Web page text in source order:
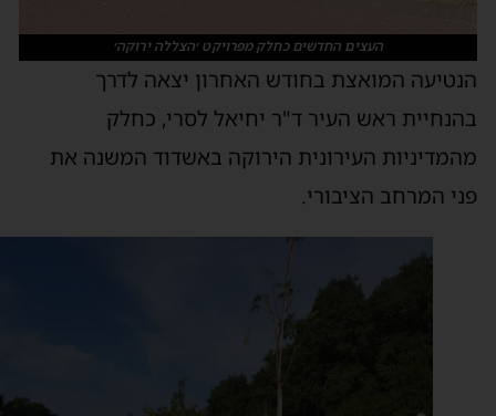
העצים החדשים כחלק מפרויקט ׳הצללה ירוקה׳
המואצת בחודש האחרון יצאה לדרך
ראש העיר ד"ר יחיאל לסרי, כחלק
העירונית הירוקה באשדוד המשנה את
המרחב הציבורי.